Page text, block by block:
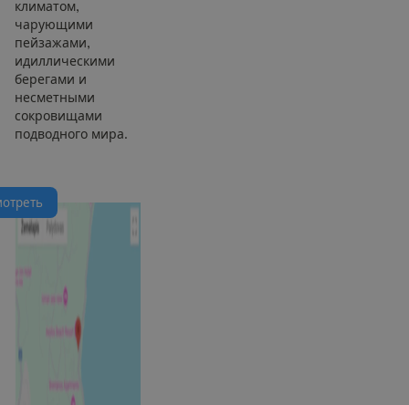
климатом,
чарующими
пейзажами,
идиллическими
берегами и
несметными
сокровищами
подводного мира.
отреть